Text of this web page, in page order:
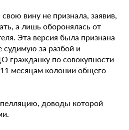
вину не признала, заявив,
а лишь оборонялась от
Эта версия была признана
судимую за разбой и
гражданку по совокупности
месяцам колонии общего
доводы которой